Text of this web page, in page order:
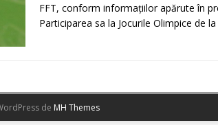
FFT, conform informațiilor apărute în
Participarea sa la Jocurile Olimpice de
de MH Themes